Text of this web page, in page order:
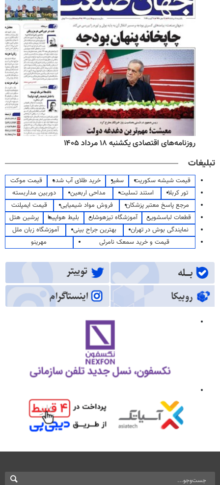
روزنامه‌های اقتصادی یکشنبه ۱۸ مرداد ۱۴۰۵
تبلیغات
قیمت شیشه سکوریت سفیر خرید طلای آب شده
قیمت موکت
تور کربلا
استند تسلیت مداحی اربعین
دوربین مداربسته
مرجع پاسخ معتبر پزشکان
فروش مواد شیمیایی
قیمت ایمپلنت
قطعات لباسشویی
آموزشگاه تیزهوشان بلیط هواپیما
پرشین هتل
نمایندگی بوش در تهران
بهترین جراح بینی
آموزشگاه زبان ملل
قیمت و خرید سمعک نامرئی
مهرینو